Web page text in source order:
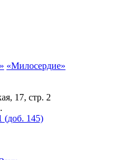
«Милосердие»
17, стр. 2
(доб. 145)